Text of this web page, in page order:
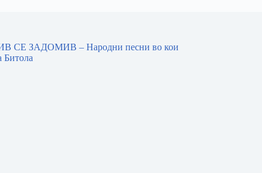
СЕ ЗАДОМИВ – Народни песни во кои
Битола